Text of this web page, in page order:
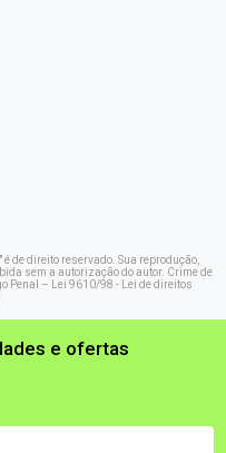
" é de direito reservado. Sua reprodução,
sem a autorização do autor. Crime de
Penal –
Lei 9610/98 - Lei de direitos
e ofertas